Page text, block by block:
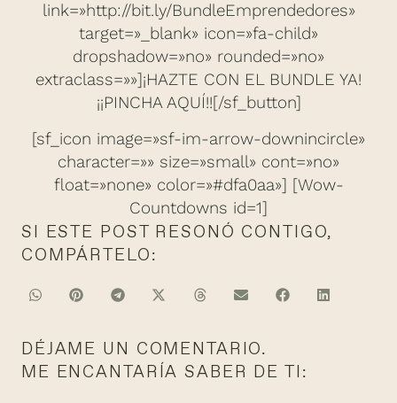
link=»http://bit.ly/BundleEmprendedores»
target=»_blank» icon=»fa-child»
dropshadow=»no» rounded=»no»
extraclass=»»]¡HAZTE CON EL BUNDLE YA!
¡¡PINCHA AQUÍ!![/sf_button]
[sf_icon image=»sf-im-arrow-downincircle»
character=»» size=»small» cont=»no»
float=»none» color=»#dfa0aa»] [Wow-
Countdowns id=1]
SI ESTE POST RESONÓ CONTIGO,
COMPÁRTELO:
DÉJAME UN COMENTARIO.
ME ENCANTARÍA SABER DE TI: